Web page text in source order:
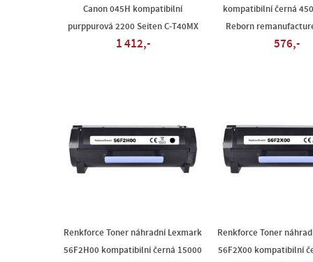
Canon 045H kompatibilní
purppurová 2200 Seiten C-T40MX
1 412,-
kompatibilní černá
Reborn
576,-
Renkforce Toner náhradní Lexmark
56F2H00 kompatibilní černá 15000
Renkforce Toner
56F2X00 kompatibilní